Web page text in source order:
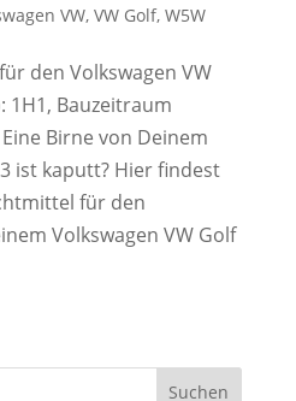
VW, VW Golf, W5W
den Volkswagen VW
1H1, Bauzeitraum
Birne von Deinem
ist kaputt? Hier findest
für den
Volkswagen VW Golf